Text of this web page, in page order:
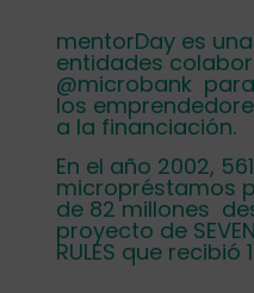
mentorDay es
entidades
@microbankpara
los
a la financiación.
En el año 2002,
micropréstamos
de 82 millones
proyecto de SEVEN
RULES que recibió